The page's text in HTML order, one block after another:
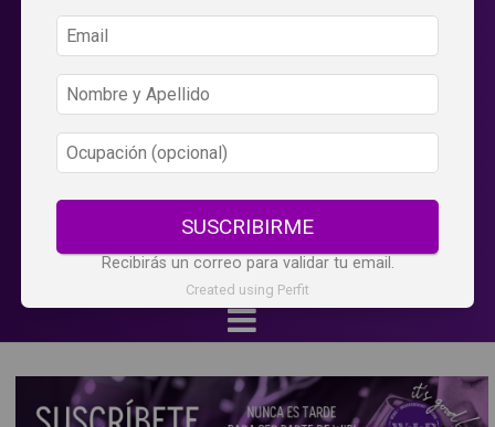
SUSCRIBIRME
Recibirás un correo para validar tu email.
Created using Perfit